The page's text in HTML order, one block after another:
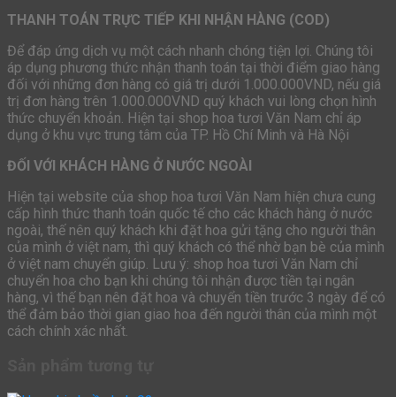
THANH TOÁN TRỰC TIẾP KHI NHẬN HÀNG (COD)
Để đáp ứng dịch vụ một cách nhanh chóng tiện lợi. Chúng tôi
áp dụng phương thức nhận thanh toán tại thời điểm giao hàng
đối với những đơn hàng có giá trị dưới 1.000.000VND, nếu giá
trị đơn hàng trên 1.000.000VND quý khách vui lòng chọn hình
thức chuyển khoản. Hiện tại shop hoa tươi Văn Nam chỉ áp
dụng ở khu vực trung tâm của TP. Hồ Chí Minh và Hà Nội
ĐỐI VỚI KHÁCH HÀNG Ở NƯỚC NGOÀI
Hiện tại website của shop hoa tươi Văn Nam hiện chưa cung
cấp hình thức thanh toán quốc tế cho các khách hàng ở nước
ngoài, thế nên quý khách khi đặt hoa gửi tặng cho người thân
của mình ở việt nam, thì quý khách có thể nhờ bạn bè của mình
ở việt nam chuyển giúp. Lưu ý: shop hoa tươi Văn Nam chỉ
chuyển hoa cho bạn khi chúng tôi nhận được tiền tại ngân
hàng, vì thế bạn nên đặt hoa và chuyển tiền trước 3 ngày để có
thể đảm bảo thời gian giao hoa đến người thân của mình một
cách chính xác nhất.